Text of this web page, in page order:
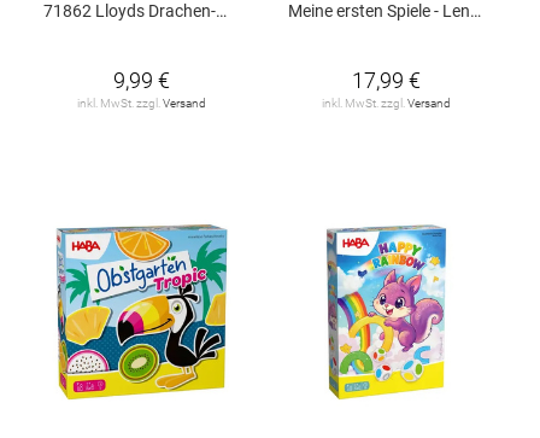
71862 Lloyds Drachen-Mech Battle Set V29
9,99 €
inkl. MwSt. zzgl.Versand
Meine ersten Spiele - Lennys Traktor
17,99 €
inkl. MwSt. zzgl.Versand